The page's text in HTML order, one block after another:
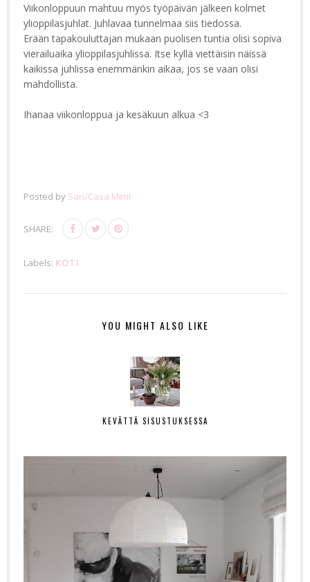
Viikonloppuun mahtuu myös työpäivän jälkeen kolmet
ylioppilasjuhlat. Juhlavaa tunnelmaa siis tiedossa.
Erään tapakouluttajan mukaan puolisen tuntia olisi sopiva
vierailuaika ylioppilasjuhlissa. Itse kyllä viettäisin näissä
kaikissa juhlissa enemmänkin aikaa, jos se vaan olisi
mahdollista.
Ihanaa viikonloppua ja kesäkuun alkua <3
Posted by Sari/Casa Mimi
SHARE:
Labels: KOTI
YOU MIGHT ALSO LIKE
KEVÄTTÄ SISUSTUKSESSA